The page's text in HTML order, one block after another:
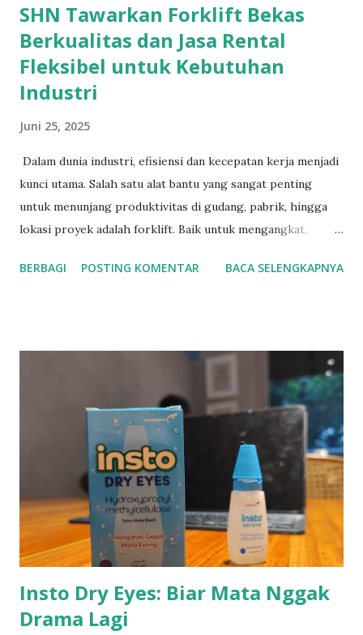
SHN Tawarkan Forklift Bekas
Berkualitas dan Jasa Rental
Fleksibel untuk Kebutuhan
Industri
Juni 25, 2025
Dalam dunia industri, efisiensi dan kecepatan kerja menjadi
kunci utama. Salah satu alat bantu yang sangat penting
untuk menunjang produktivitas di gudang, pabrik, hingga
lokasi proyek adalah forklift. Baik untuk mengangkat,
menghemat waktu dan tenaga. Menyadari kebutuhan
Tidak semua bisnis membutuhkan forklift baru. Bagi
perusahaan yang ingin menekan anggaran tanpa
mengorbankan kualitas, memilih forklift bekas bisa menjadi
langkah cerdas. SHN menyediakan berbagai unit forklift
second yang masih dalam kondisi prima dan layak
operasional. Setiap unit telah melalui proses inspeksi
menyeluruh oleh teknisi berpengalaman sebelum
ditawarkan kepada pelanggan. Forklift bekas dari SHN
memiliki keunggulan: ● Harga lebih terjangkau dibanding
unit baru ●...
BERBAGI POSTING KOMENTAR BACA SELENGKAPNYA
Insto Dry Eyes: Biar Mata Nggak
Drama Lagi